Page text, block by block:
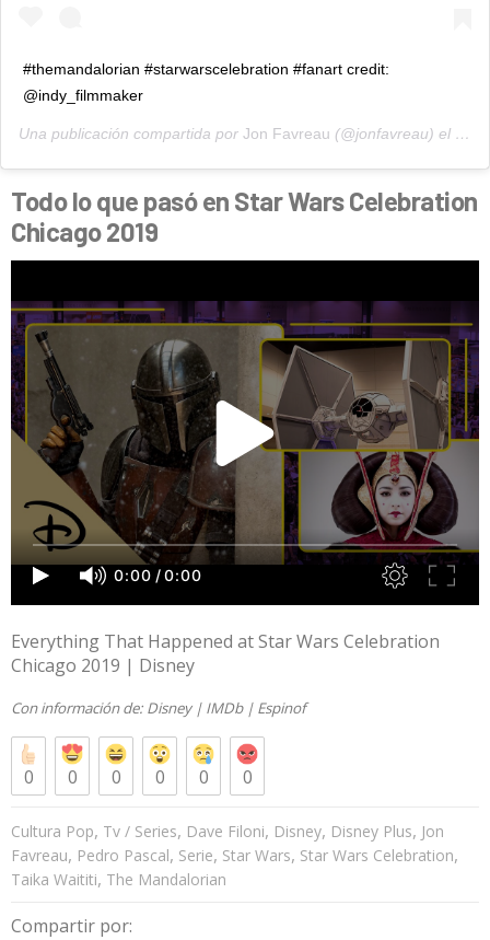
#themandalorian #starwarscelebration #fanart credit:
@indy_filmmaker
Una publicación compartida por Jon Favreau (@jonfavreau) el 14
Todo lo que pasó en Star Wars Celebration
Chicago 2019
Everything That Happened at Star Wars Celebration
Chicago 2019 | Disney
Con información de: Disney| IMDb| Espinof
0 0 0 0 0 0
Cultura Pop, Tv / Series, Dave Filoni, Disney, Disney Plus, Jon
Favreau, Pedro Pascal, Serie, Star Wars, Star Wars Celebration,
Taika Waititi, The Mandalorian
Compartir por: